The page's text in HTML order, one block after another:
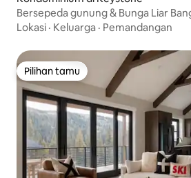
Bersepeda gunung & Bunga Liar
Pegunungan
Lokasi · Keluarga · Pemandangan
Pilihan tamu
Pilihan tamu